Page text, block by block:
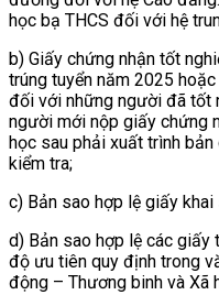
học bạ THCS đối với hệ
b) Giấy chứng nhận tốt
trúng tuyển năm 2025
đối với những người đã tốt
người mới nộp giấy chứng
học sau phải xuất trình
kiểm tra;
c) Bản sao hợp lệ giấy khai
d) Bản sao hợp lệ các
độ ưu tiên quy định trong
động – Thương binh và Xã